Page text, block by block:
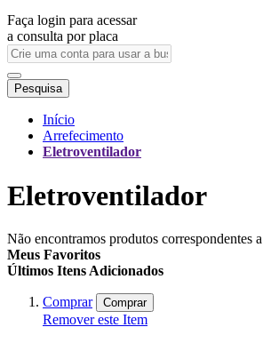
Faça login para acessar
a consulta por placa
Pesquisa
Início
Arrefecimento
Eletroventilador
Eletroventilador
Não encontramos produtos correspondentes
Meus Favoritos
Últimos Itens Adicionados
Comprar Comprar
Remover este Item